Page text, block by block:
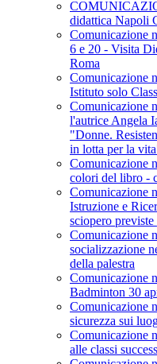
didattica Napoli
Comunicazione
6 e 20 - Visita
Roma
Comunicazione
Istituto solo
Comunicazione
l'autrice Angela
"Donne.
in lotta per la
Comunicazione
colori del libro -
Comunicazione
Istruzione e
sciopero
Comunicazione
socializzazione
della palestra
Comunicazione
Badminton 30
Comunicazione
sicurezza sui
Comunicazione
alle classi